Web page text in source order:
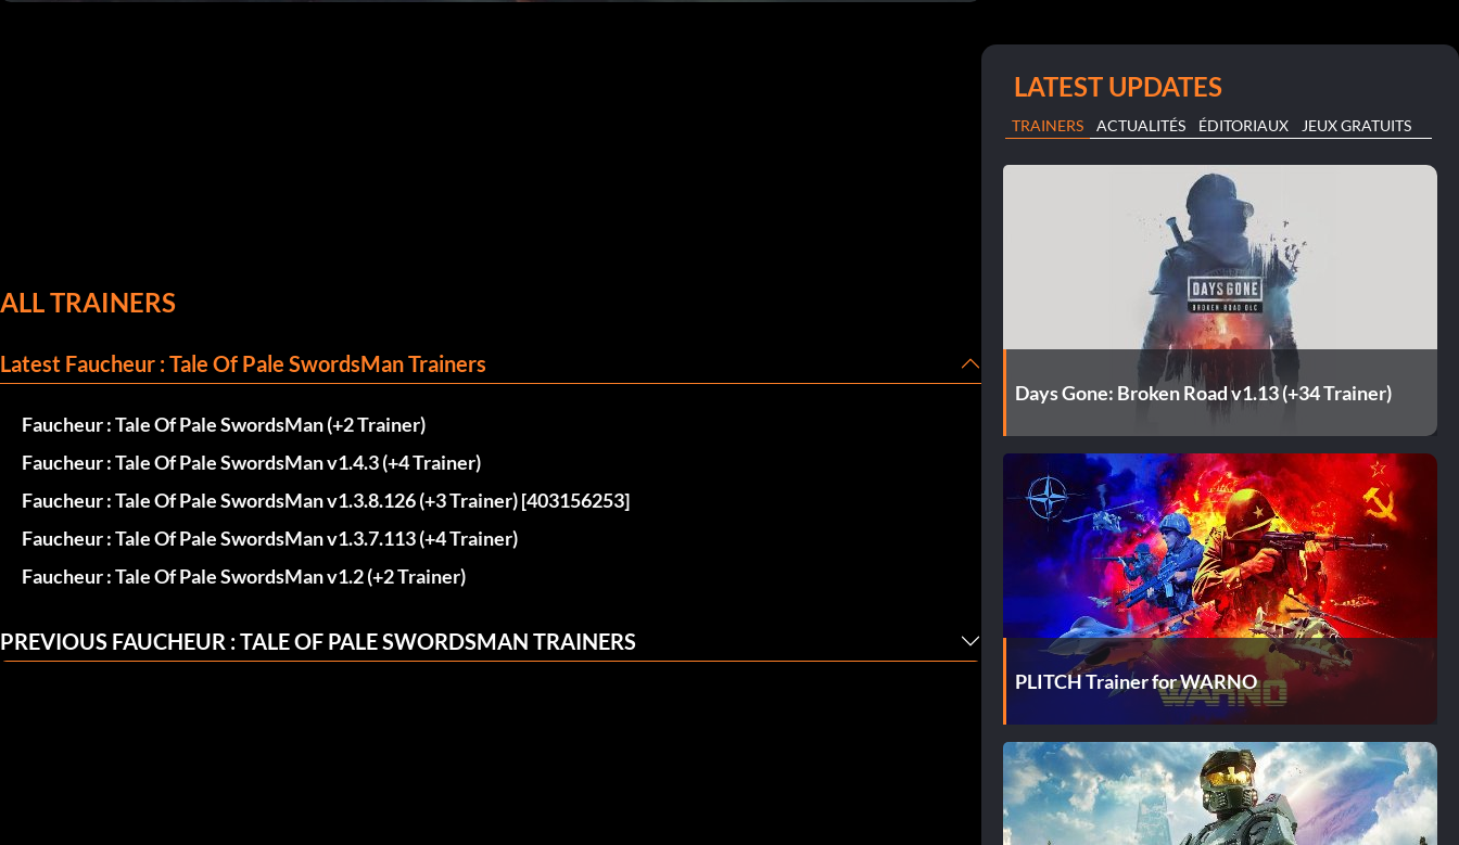
ALL TRAINERS
Latest Faucheur : Tale Of Pale SwordsMan Trainers
Faucheur : Tale Of Pale SwordsMan (+2 Trainer)
Faucheur : Tale Of Pale SwordsMan v1.4.3 (+4 Trainer)
Faucheur : Tale Of Pale SwordsMan v1.3.8.126 (+3 Trainer) [403156253]
Faucheur : Tale Of Pale SwordsMan v1.3.7.113 (+4 Trainer)
Faucheur : Tale Of Pale SwordsMan v1.2 (+2 Trainer)
PREVIOUS FAUCHEUR : TALE OF PALE SWORDSMAN TRAINERS
LATEST UPDATES
TRAINERS ACTUALITÉS ÉDITORIAUX JEUX GRATUITS
Days Gone: Broken Road v1.13 (+34 Trainer)
PLITCH Trainer for WARNO